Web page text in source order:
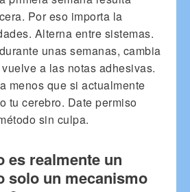
Por eso importa la
Alterna entre sistemas.
unas semanas, cambia
a las notas adhesivas.
menos que si actualmente
tu cerebro. Date permiso
sin culpa.
es realmente un
solo un mecanismo